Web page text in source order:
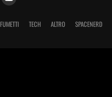
FUMETTI TECH ALTRO SPACENERD